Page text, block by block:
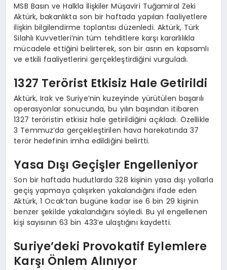
MSB Basın ve Halkla İlişkiler Müşaviri Tuğamiral Zeki
Aktürk, bakanlıkta son bir haftada yapılan faaliyetlere
ilişkin bilgilendirme toplantısı düzenledi. Aktürk, Türk
Silahlı Kuvvetleri’nin tüm tehditlere karşı kararlılıkla
mücadele ettiğini belirterek, son bir asrın en kapsamlı
ve etkili faaliyetlerini gerçekleştirdiğini vurguladı.
1327 Terörist Etkisiz Hale Getirildi
Aktürk, Irak ve Suriye’nin kuzeyinde yürütülen başarılı
operasyonlar sonucunda, bu yılın başından itibaren
1327 teröristin etkisiz hale getirildiğini açıkladı. Özellikle
3 Temmuz’da gerçekleştirilen hava harekatında 37
terör hedefinin imha edildiğini belirtti.
Yasa Dışı Geçişler Engelleniyor
Son bir haftada hudutlarda 328 kişinin yasa dışı yollarla
geçiş yapmaya çalışırken yakalandığını ifade eden
Aktürk, 1 Ocak’tan bugüne kadar ise 6 bin 29 kişinin
benzer şekilde yakalandığını söyledi. Bu yıl engellenen
kişi sayısının 63 bin 433’e ulaştığını kaydetti.
Suriye’deki Provokatif Eylemlere
Karşı Önlem Alınıyor